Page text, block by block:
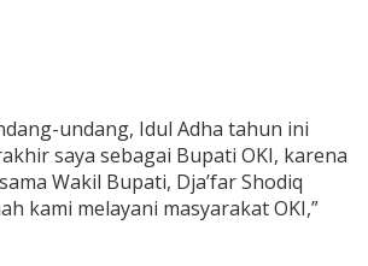
undang, Idul Adha tahun ini
saya sebagai Bupati OKI, karena
Wakil Bupati, Dja’far Shodiq
kami melayani masyarakat OKI,”